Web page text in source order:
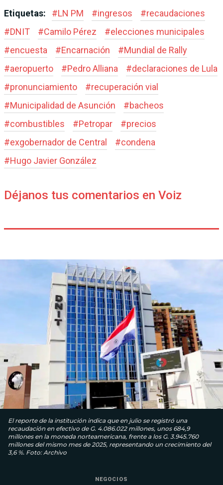
Etiquetas: #LN PM #ingresos #recaudaciones
#DNIT #Camilo Pérez #elecciones municipales
#encuesta #Encarnación #Mundial de Rally
#aeropuerto #Pedro Alliana #declaraciones de Lula
#pronunciamiento #recuperación vial
#Municipalidad de Asunción #bacheos
#combustibles #Petropar #precios
#exgobernador de Central #condena
#Hugo Javier González
Déjanos tus comentarios en Voiz
El reporte de la institución indica que en julio se registró una
recaudación en efectivo de G. 4.086.022 millones, unos 684,9
millones en la moneda norteamericana, frente a los G. 3.945.760
millones del mismo mes de 2025, representando un crecimiento del
3,6 %. Foto: Archivo
NEGOCIOS